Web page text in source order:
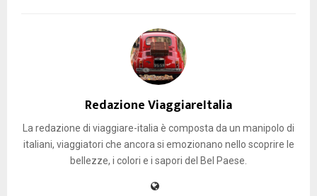
Redazione ViaggiareItalia
La redazione di viaggiare-italia è composta da un manipolo di
italiani, viaggiatori che ancora si emozionano nello scoprire le
bellezze, i colori e i sapori del Bel Paese.